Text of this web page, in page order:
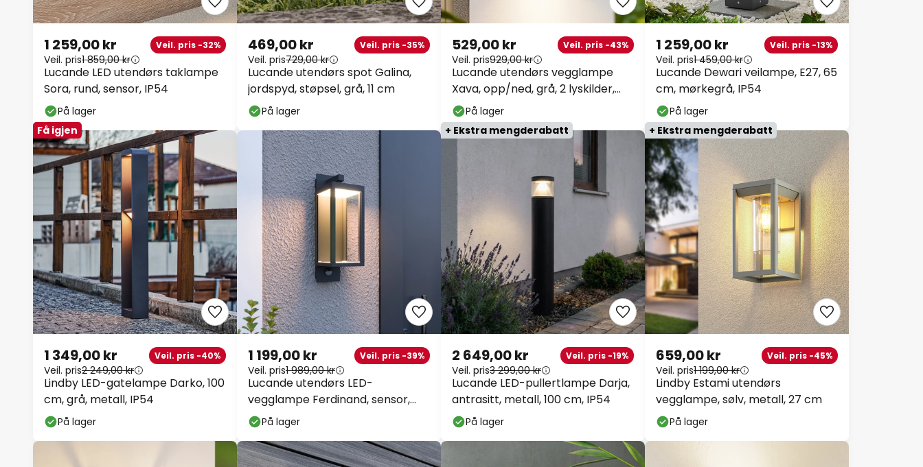
Lucande LED utendørs taklampe
Sora, rund, sensor, IP54
1 259,00 kr Veil. pris -32%
Veil. pris1 859,00 kr
På lager
Lucande utendørs spot Galina,
jordspyd, støpsel, grå, 11 cm
469,00 kr Veil. pris -35%
Veil. pris729,00 kr
På lager
Lucande utendørs vegglampe
Xava, opp/ned, grå, 2 lyskilder,
GU10
529,00 kr Veil. pris -43%
Veil. pris929,00 kr
På lager
Lucande Dewari veilampe, E27, 65
cm, mørkegrå, IP54
1 259,00 kr Veil. pris -13%
Veil. pris1 459,00 kr
På lager
Få igjen
Lindby LED-gatelampe Darko, 100
cm, grå, metall, IP54
1 349,00 kr Veil. pris -40%
Veil. pris2 249,00 kr
På lager
Lucande utendørs LED-
vegglampe Ferdinand, sensor,
mørkegrå
1 199,00 kr Veil. pris -39%
Veil. pris1 989,00 kr
På lager
+ Ekstra mengderabatt
Lucande LED-pullertlampe Darja,
antrasitt, metall, 100 cm, IP54
2 649,00 kr Veil. pris -19%
Veil. pris3 299,00 kr
På lager
+ Ekstra mengderabatt
Lindby Estami utendørs
vegglampe, sølv, metall, 27 cm
659,00 kr Veil. pris -45%
Veil. pris1 199,00 kr
På lager